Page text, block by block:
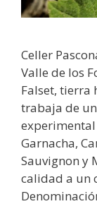
Celler
Valle de los
Falset, tierra
trabaja de
Garnacha,
Sauvignon y
calidad a un